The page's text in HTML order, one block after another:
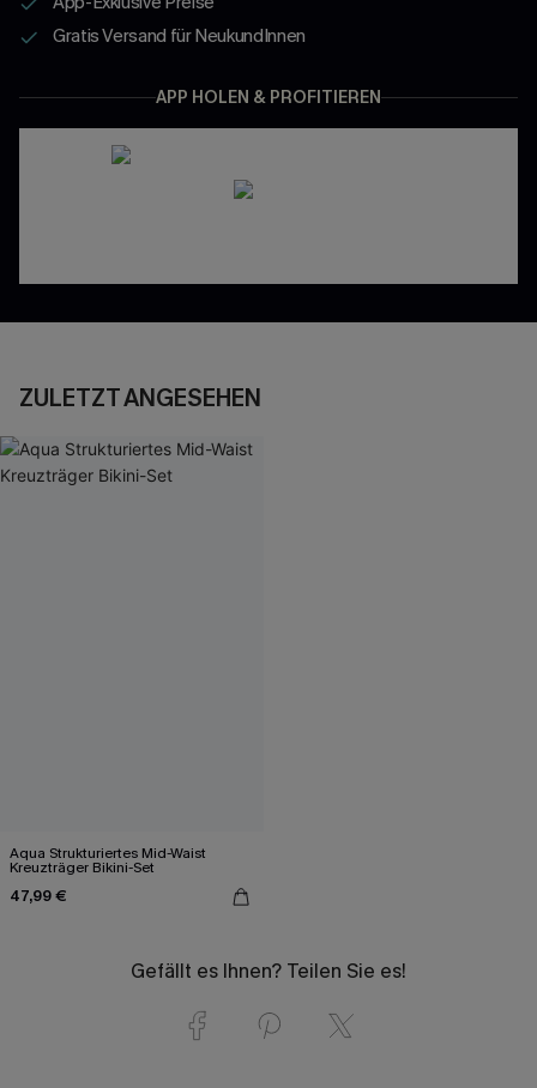
Gratis Versand für NeukundInnen
APP HOLEN & PROFITIEREN
ZULETZT ANGESEHEN
Aqua Strukturiertes Mid-Waist
Kreuzträger Bikini-Set
47,99 €
Gefällt es Ihnen? Teilen Sie es!